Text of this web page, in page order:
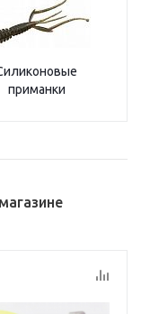
приманки